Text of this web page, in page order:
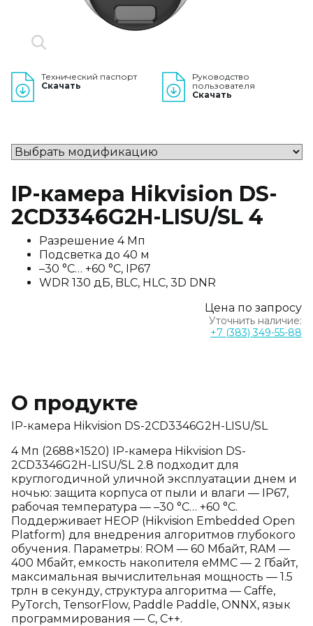
Технический паспорт
Скачать
Руководство
пользователя
Скачать
IP-камера Hikvision DS-
2CD3346G2H-LISU/SL 4
Разрешение 4 Мп
Подсветка до 40 м
–30 °C… +60 °C, IP67
WDR 130 дБ, BLC, HLC, 3D DNR
Цена по запросу
Уточнить наличие:
+7 (383) 349-55-88
О продукте
IP-камера Hikvision DS-2CD3346G2H-LISU/SL
4 Мп (2688×1520) IP-камера Hikvision DS-
2CD3346G2H-LISU/SL 2.8 подходит для
круглогодичной уличной эксплуатации днем и
ночью: защита корпуса от пыли и влаги — IP67,
рабочая температура — –30 °C… +60 °C.
Поддерживает HEOP (Hikvision Embedded Open
Platform) для внедрения алгоритмов глубокого
обучения. Параметры: ROM — 60 Мбайт, RAM —
400 Мбайт, емкость накопителя eMMC — 2 Гбайт,
максимальная вычислительная мощность — 1.5
трлн в секунду, структура алгоритма — Caffe,
PyTorch, TensorFlow, Paddle Paddle, ONNX, язык
программирования — C, C++.